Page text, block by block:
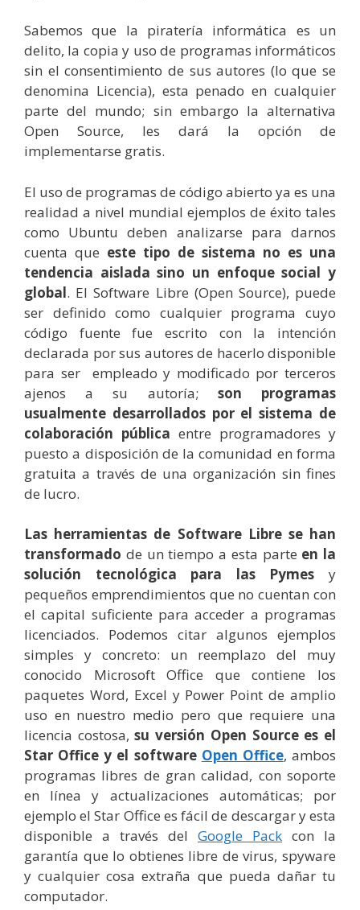
Sabemos que la piratería informática es un
delito, la copia y uso de programas informáticos
sin el consentimiento de sus autores (lo que se
denomina Licencia), esta penado en cualquier
parte del mundo; sin embargo la alternativa
Open Source, les dará la opción de
implementarse gratis.
El uso de programas de código abierto ya es una
realidad a nivel mundial ejemplos de éxito tales
como Ubuntu deben analizarse para darnos
cuenta que este tipo de sistema no es una
tendencia aislada sino un enfoque social y
global. El Software Libre (Open Source), puede
ser definido como cualquier programa cuyo
código fuente fue escrito con la intención
declarada por sus autores de hacerlo disponible
para ser empleado y modificado por terceros
ajenos a su autoría; son programas
usualmente desarrollados por el sistema de
colaboración pública entre programadores y
puesto a disposición de la comunidad en forma
gratuita a través de una organización sin fines
de lucro.
Las herramientas de Software Libre se han
transformado de un tiempo a esta parte en la
solución tecnológica para las Pymes y
pequeños emprendimientos que no cuentan con
el capital suficiente para acceder a programas
licenciados. Podemos citar algunos ejemplos
simples y concreto: un reemplazo del muy
conocido Microsoft Office que contiene los
paquetes Word, Excel y Power Point de amplio
uso en nuestro medio pero que requiere una
licencia costosa,su versión Open Source es el
Star Office y el software Open Office, ambos
programas libres de gran calidad, con soporte
en línea y actualizaciones automáticas; por
ejemplo el Star Office es fácil de descargar y esta
disponible a través del Google Pack con la
garantía que lo obtienes libre de virus, spyware
y cualquier cosa extraña que pueda dañar tu
computador.